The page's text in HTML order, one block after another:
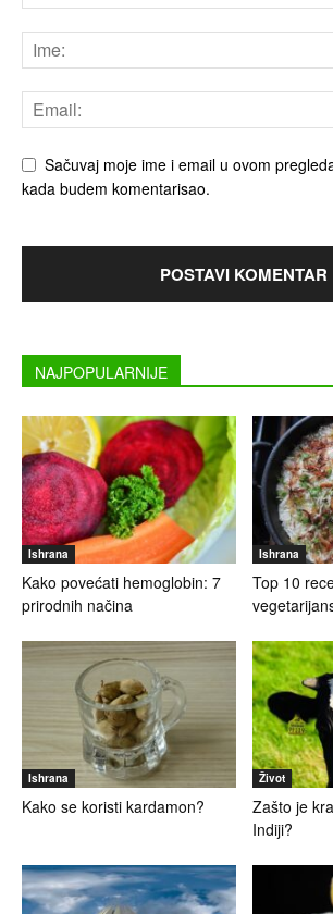
Sačuvaj moje ime i email u ovom
kada budem komentarisao.
NAJPOPULARNIJE
Ishrana
Kako povećati hemoglobin: 7
prirodnih načina
Ishrana
Top 10
Ishrana
Kako se koristi kardamon?
Život
Zašto je
Indiji?